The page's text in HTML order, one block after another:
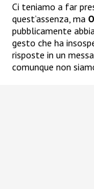
Ci teniamo a far
quest’assenza, ma
pubblicamente
gesto che ha
risposte in un
comunque non